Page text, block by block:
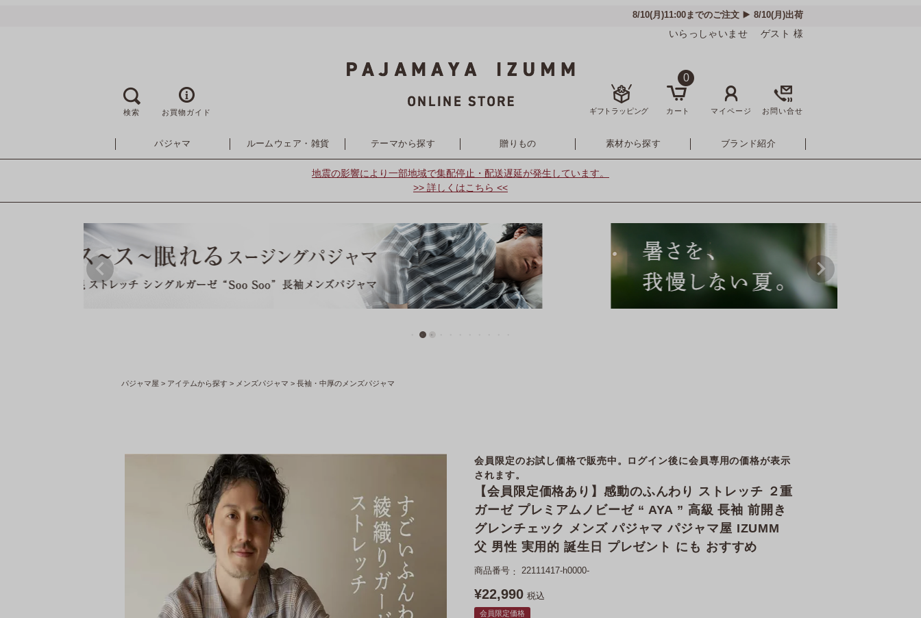
いらっしゃいませ ゲスト 様
検索 お買物ガイド ギフトラッピング
0
カート マイページ お問い合せ
パジャマ ルームウェア・雑貨 テーマから探す 贈りもの 素材から探す ブランド紹介
地震の影響により一部地域で集配停止・配送遅延が発生しています。
>> 詳しくはこちら <<
パジャマ屋 アイテムから探す メンズパジャマ 長袖・中厚のメンズパジャマ
会員限定のお試し価格で販売中。ログイン後に会員専用の価格が表示
されます。
【会員限定価格あり】感動のふんわり ストレッチ ２重
ガーゼ プレミアムノビーゼ “ AYA ” 高級 長袖 前開き
グレンチェック メンズ パジャマ パジャマ屋 IZUMM
父 男性 実用的 誕生日 プレゼント にも おすすめ
商品番号 22111417-h0000-
¥22,990 税込
会員限定価格